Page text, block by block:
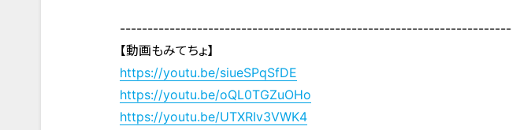
-----------------------------------------------------------------------
【動画もみてちょ】
https://youtu.be/siueSPqSfDE
https://youtu.be/oQL0TGZuOHo
https://youtu.be/UTXRIv3VWK4